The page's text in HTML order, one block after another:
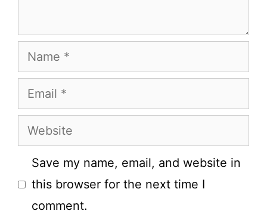
Name
Email
Website
Save my name, email, and website in
this browser for the next time I
comment.